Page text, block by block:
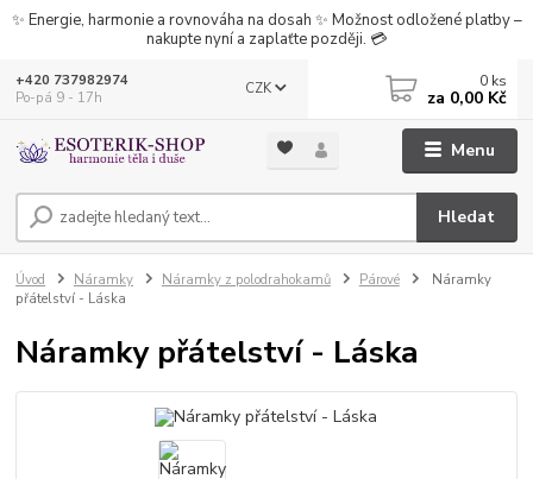
✨ Energie, harmonie a rovnováha na dosah ✨ Možnost odložené platby –
nakupte nyní a zaplaťte později. 💳
Menu
CZK
Hledat
+420 737982974
Po-pá 9 - 17h
0 ks
za 0,00 Kč
Úvod Náramky Náramky z polodrahokamů Párové
Náramky
přátelství - Láska
Náramky přátelství - Láska